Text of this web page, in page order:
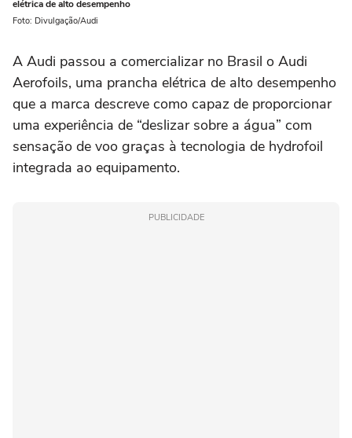
elétrica de alto desempenho
Foto: Divulgação/Audi
A Audi passou a comercializar no Brasil o Audi
Aerofoils, uma prancha elétrica de alto desempenho
que a marca descreve como capaz de proporcionar
uma experiência de “deslizar sobre a água” com
sensação de voo graças à tecnologia de hydrofoil
integrada ao equipamento.
PUBLICIDADE